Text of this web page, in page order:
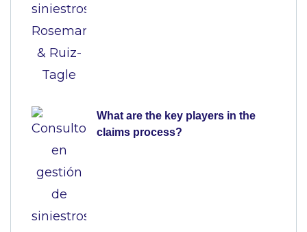
What are the key players in the
claims process?